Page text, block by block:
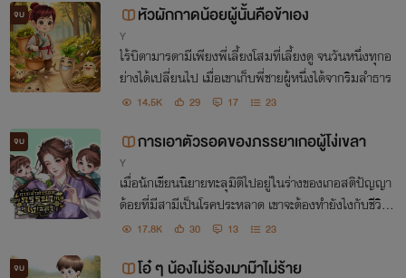
จบ หัวผักกาดน้อยผู้นั้นคือข้าเอง
Y
ไร้บิดามารดามีเพียงพี่เลี้ยงโสมที่เลี้ยงดู จนวันหนึ่งทุกอ
ย่างได้เปลี่ยนไป เมื่อเขาเก็บพี่ชายผู้หนึ่งได้จากริมลำธาร
14.5K 29 17 23
จบ การเอาตัวรอดของภรรยาเกอผู้โง่เขลา
Y
เมื่อนักเขียนนิยายทะลุมิติไปอยู่ในร่างของเกอสติปัญญา
ด้อยที่มีสามีเป็นโรคประหลาด เขาจะต้องทำยังไงกับชีวิต
ถึงแม้จะมีสิ่งพิเศษติดตัว แต่มันใช้ประโยชน์ได้จริงหรือ?
17.8K 30 13 23
จบ โอ๋ ๆ น้องไม่ร้องมาม๊าไม่ร้าย